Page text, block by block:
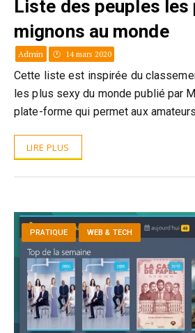
Liste des peuples les
mignons au monde
Admin 14 mars 2020
Cette liste est inspirée du
les plus sexy du monde publié par
plate-forme qui permet aux
LIRE PLUS
PRATIQUE WEB & TECH